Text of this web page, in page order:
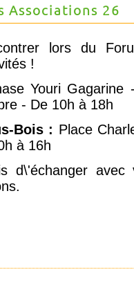
Associations 26
lors du
!
Youri
- De 10h à 18h
Bois : Place
à 16h
d\'échanger